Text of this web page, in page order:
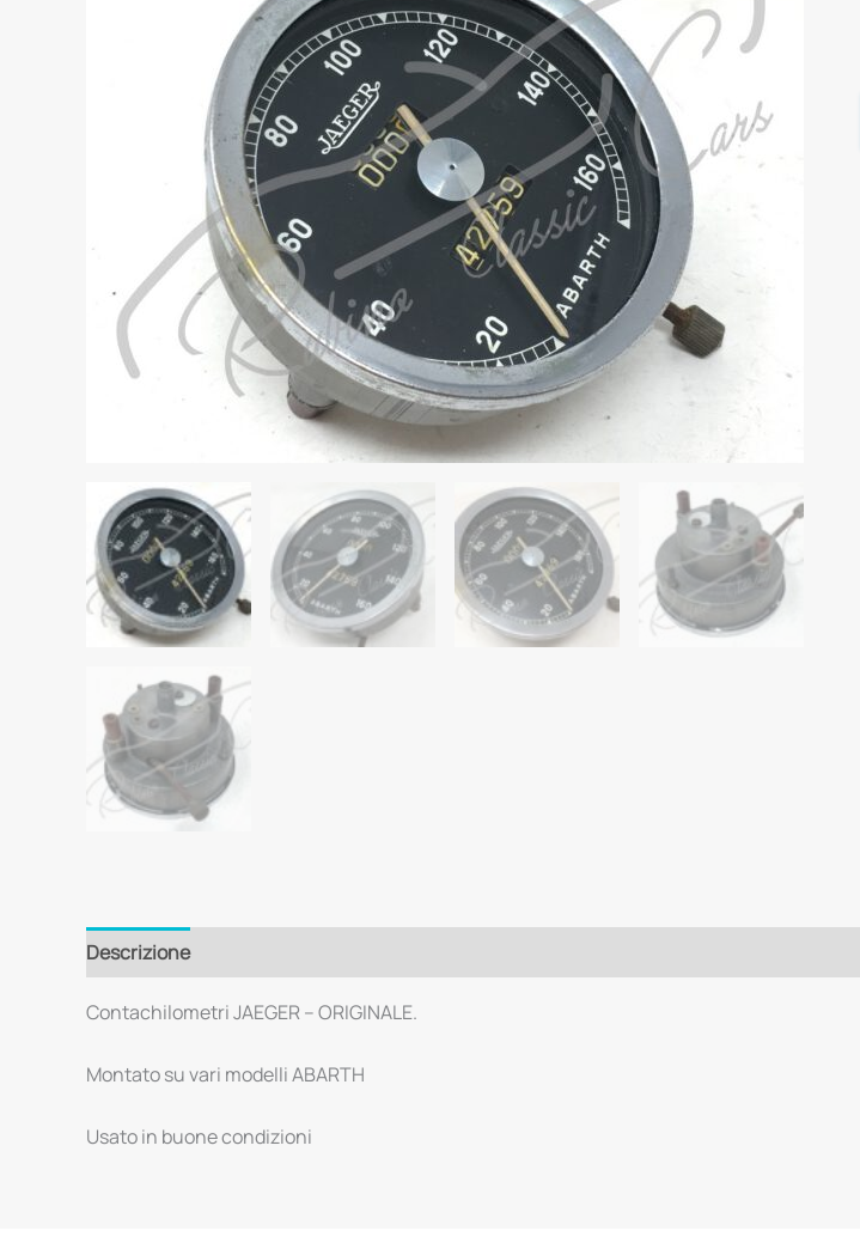
Descrizione
Contachilometri JAEGER – ORIGINALE.
Montato su vari modelli ABARTH
Usato in buone condizioni